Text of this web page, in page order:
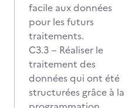
facile aux données
pour les futurs
traitements.
C3.3 – Réaliser le
traitement des
données qui ont été
structurées grâce à la